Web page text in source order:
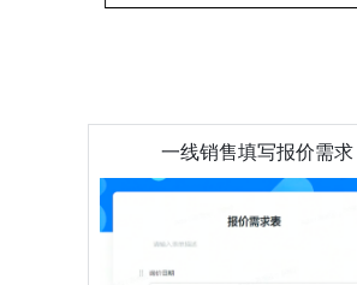
一线销售填写报价需求